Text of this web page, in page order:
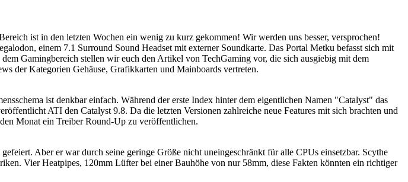
ist in den letzten Wochen ein wenig zu kurz gekommen! Wir werden uns besser, versprochen!
einem 7.1 Surround Sound Headset mit externer Soundkarte. Das Portal Metku befasst sich mit
Gamingbereich stellen wir euch den Artikel von TechGaming vor, die sich ausgiebig mit dem
der Kategorien Gehäuse, Grafikkarten und Mainboards vertreten.
ist denkbar einfach. Während der erste Index hinter dem eigentlichen Namen "Catalyst" das
ATI den Catalyst 9.8. Da die letzten Versionen zahlreiche neue Features mit sich brachten und
Monat ein Treiber Round-Up zu veröffentlichen.
Aber er war durch seine geringe Größe nicht uneingeschränkt für alle CPUs einsetzbar. Scythe
Vier Heatpipes, 120mm Lüfter bei einer Bauhöhe von nur 58mm, diese Fakten könnten ein richtiger